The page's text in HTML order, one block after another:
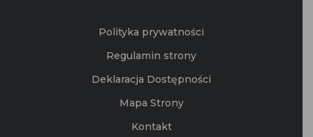
Polityka prywatności
Regulamin strony
Deklaracja Dostępności
Mapa Strony
Kontakt